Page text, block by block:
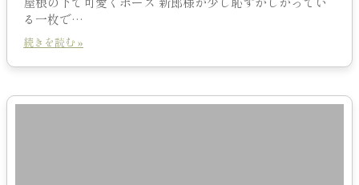
る一枚で…
続きを読む »